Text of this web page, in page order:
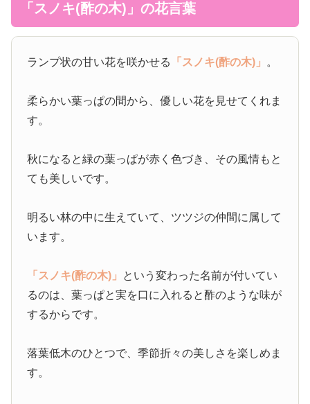
「スノキ(酢の木)」の花言葉
ランプ状の甘い花を咲かせる 「スノキ(酢の木)」 。
柔らかい葉っぱの間から、優しい花を見せてくれま
す。
秋になると緑の葉っぱが赤く色づき、その風情もと
ても美しいです。
明るい林の中に生えていて、ツツジの仲間に属して
います。
「スノキ(酢の木)」 という変わった名前が付いてい
るのは、葉っぱと実を口に入れると酢のような味が
するからです。
落葉低木のひとつで、季節折々の美しさを楽しめま
す。